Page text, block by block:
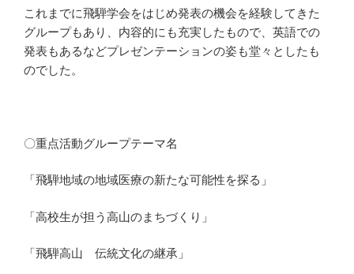
これまでに飛騨学会をはじめ発表の機会を経験してきた
グループもあり、内容的にも充実したもので、英語での
発表もあるなどプレゼンテーションの姿も堂々としたも
のでした。
〇重点活動グループテーマ名
「飛騨地域の地域医療の新たな可能性を探る」
「高校生が担う高山のまちづくり」
「飛騨高山 伝統文化の継承」